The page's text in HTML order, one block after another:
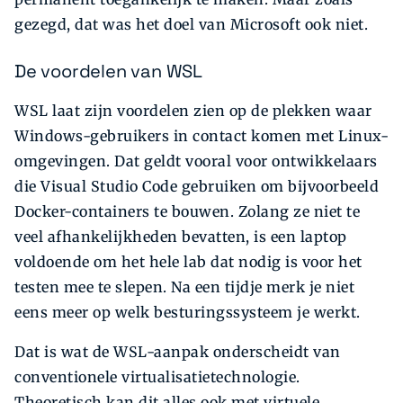
gezegd, dat was het doel van Microsoft ook niet.
De voordelen van WSL
WSL laat zijn voordelen zien op de plekken waar
Windows-gebruikers in contact komen met Linux-
omgevingen. Dat geldt vooral voor ontwikkelaars
die Visual Studio Code gebruiken om bijvoorbeeld
Docker-­containers te bouwen. Zolang ze niet te
veel afhankelijkheden bevatten, is een laptop
voldoende om het hele lab dat nodig is voor het
testen mee te slepen. Na een tijdje merk je niet
eens meer op welk besturingssysteem je werkt.
Dat is wat de WSL-aanpak onderscheidt van
conventionele virtualisatietechnologie.